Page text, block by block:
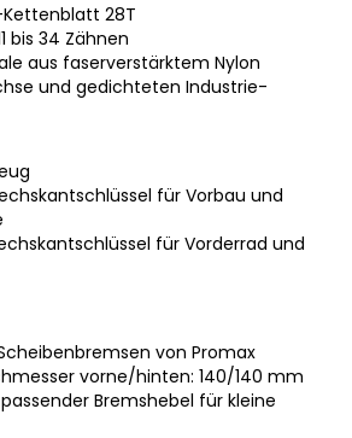
28T
bis 34 Zähnen
aus faserverstärktem Nylon
und gedichteten Industrie-
für Vorbau und
für Vorderrad und
von Promax
vorne/hinten: 140/140 mm
Bremshebel für kleine